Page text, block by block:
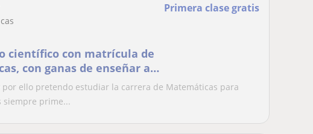
Primera clase gratis
científico con matrícula de
con ganas de enseñar a
por ello pretendo estudiar la carrera de Matemáticas para
siempre prime...